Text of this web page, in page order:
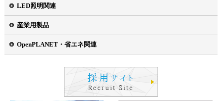
LED照明関連
産業用製品
OpenPLANET・省エネ関連